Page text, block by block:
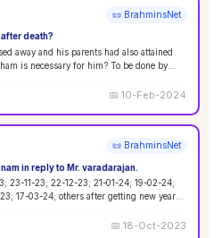
📜 BrahminsNet
death?
and his parents had also attained
is necessary for him? To be done by
📅10-Feb-2024
📜 BrahminsNet
in reply to Mr. varadarajan.
23-11-23; 22-12-23; 21-01-24; 19-02-24;
20-03-24; oonam 22-10-23; 05-11-23; 17-03-24; others after getting new year...
📅18-Oct-2023